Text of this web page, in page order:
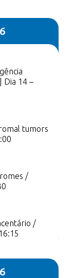
Dia 14 –
tumors
/
/